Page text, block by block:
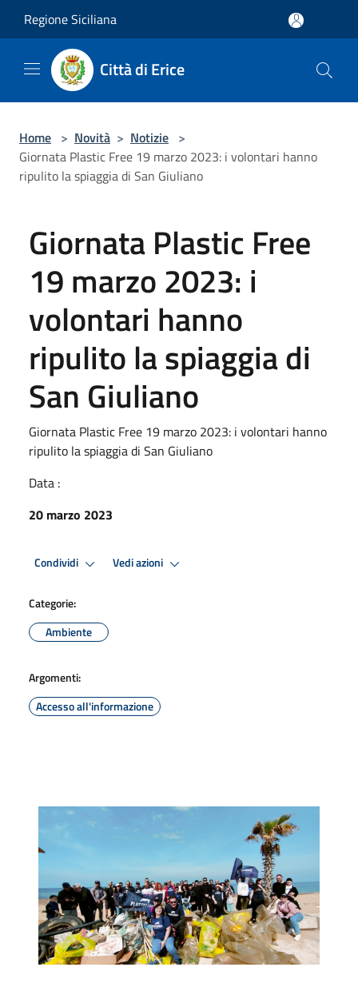
Regione Siciliana
Città di Erice
Home > Novità > Notizie >
Giornata Plastic Free 19 marzo 2023: i volontari hanno
ripulito la spiaggia di San Giuliano
Giornata Plastic Free
19 marzo 2023: i
volontari hanno
ripulito la spiaggia di
San Giuliano
Giornata Plastic Free 19 marzo 2023: i volontari hanno
ripulito la spiaggia di San Giuliano
Data :
20 marzo 2023
Condividi Vedi azioni
Categorie:
Ambiente
Argomenti:
Accesso all'informazione